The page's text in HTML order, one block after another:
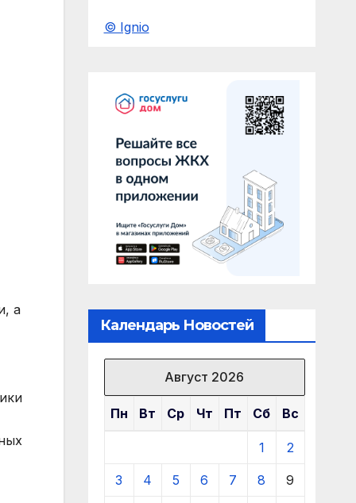
а
© Ignio
Календарь Новостей
Август 2026
Пн Вт Ср Чт Пт Сб Вс
1 2
3 4 5 6 7 8 9